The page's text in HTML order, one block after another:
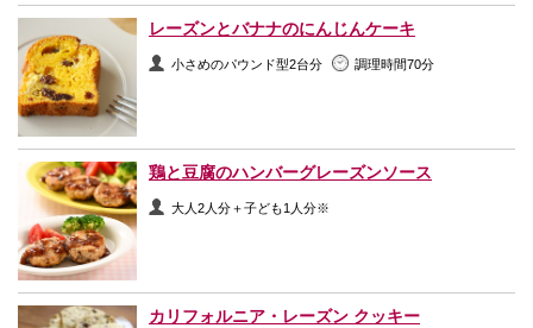
レーズンとバナナのにんじんケーキ
小さめのパウンド型2台分 調理時間70分
鶏と豆腐のハンバーグレーズンソース
大人2人分＋子ども1人分※
カリフォルニア・レーズン クッキー